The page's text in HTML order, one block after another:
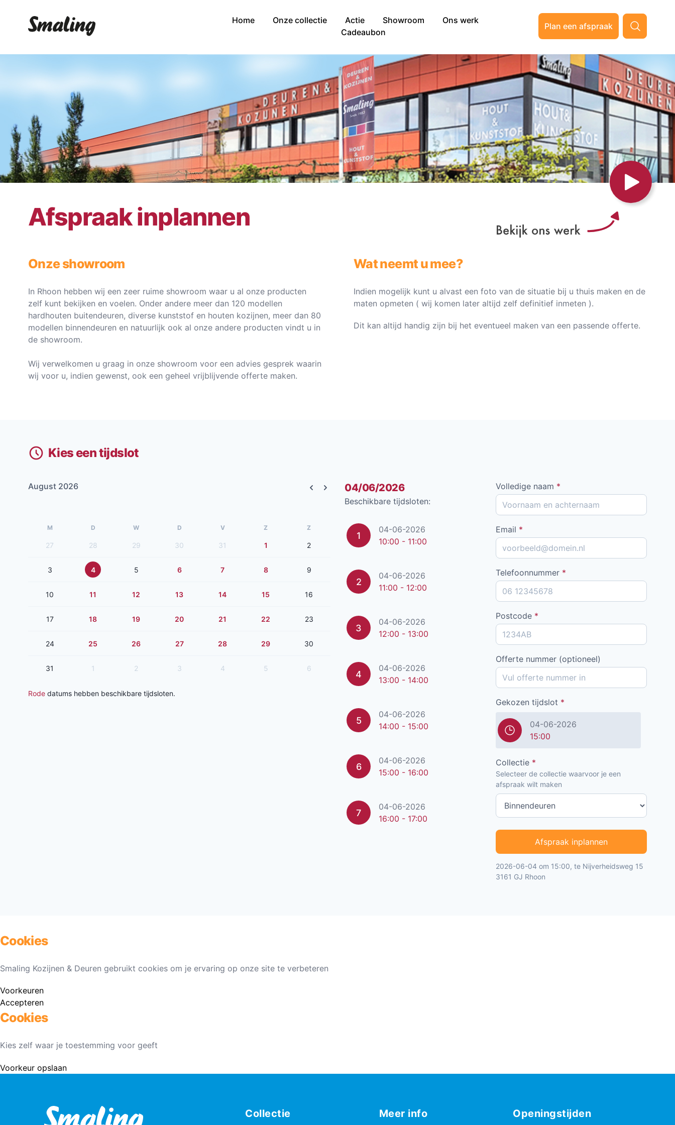
Home Onze collectie Actie Showroom
Ons werk
Cadeaubon
Plan een afspraak
Afspraak inplannen
Onze showroom
In Rhoon hebben wij een zeer ruime showroom waar u al onze producten
zelf kunt bekijken en voelen. Onder andere meer dan 120 modellen
hardhouten buitendeuren, diverse kunststof en houten kozijnen, meer dan 80
modellen binnendeuren en natuurlijk ook al onze andere producten vindt u in
de showroom.
Wij verwelkomen u graag in onze showroom voor een advies gesprek waarin
wij voor u, indien gewenst, ook een geheel vrijblijvende offerte maken.
Wat neemt u mee?
Indien mogelijk kunt u alvast een foto van de situatie bij u thuis maken en de
maten opmeten ( wij komen later altijd zelf definitief inmeten ).
Dit kan altijd handig zijn bij het eventueel maken van een passende offerte.
Kies een tijdslot
August 2026
Previous month
Next month
M D W D V Z Z
27 28 29 30 31 1 2
3 4 5 6 7 8 9
10 11 12 13 14 15 16
17 18 19 20 21 22 23
24 25 26 27 28 29 30
31 1 2 3 4 5 6
Rode datums hebben beschikbare tijdsloten.
04/06/2026
Beschikbare tijdsloten:
1
04-06-2026
10:00 - 11:00
2
04-06-2026
11:00 - 12:00
3
04-06-2026
12:00 - 13:00
4
04-06-2026
13:00 - 14:00
5
04-06-2026
14:00 - 15:00
6
04-06-2026
15:00 - 16:00
7
04-06-2026
16:00 - 17:00
Volledige naam *
Email *
Telefoonnummer *
Postcode *
Offerte nummer (optioneel)
Gekozen tijdslot *
04-06-2026
15:00
Collectie *
Selecteer de collectie waarvoor je een
afspraak wilt maken
Afspraak inplannen
2026-06-04 om 15:00, te Nijverheidsweg 15
3161 GJ Rhoon
Cookies
Smaling Kozijnen & Deuren gebruikt cookies om je ervaring op onze site te verbeteren
Voorkeuren
Accepteren
Cookies
Kies zelf waar je toestemming voor geeft
Voorkeur opslaan
Collectie Meer info Openingstijden